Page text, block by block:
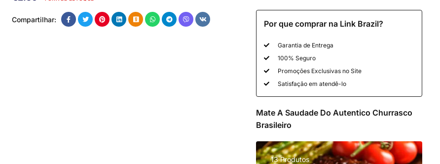
Compartilhar: Por que comprar na Link Brazil?
Garantia de Entrega
100% Seguro
Promoções Exclusivas no Site
Satisfação em atendê-lo
Mate A Saudade Do Autentico Churrasco
Brasileiro
13 Produtos